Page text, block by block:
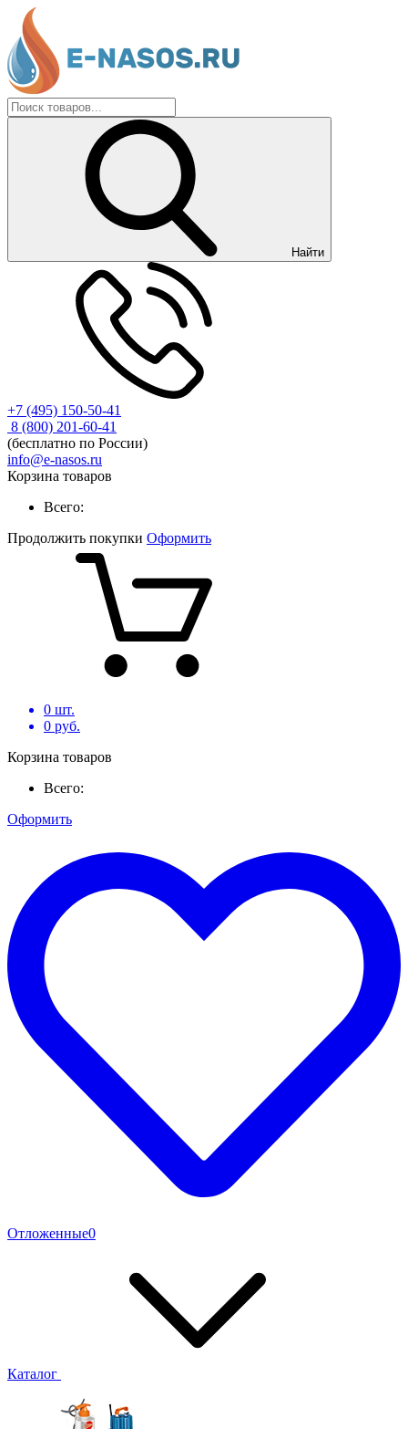
Найти
+7 (495) 150-50-41
8 (800) 201-60-41
(бесплатно по России)
info@e-nasos.ru
Корзина товаров
Всего:
Продолжить покупки Оформить
0 шт.
0 руб.
Корзина товаров
Всего:
Оформить
Отложенные0
Каталог